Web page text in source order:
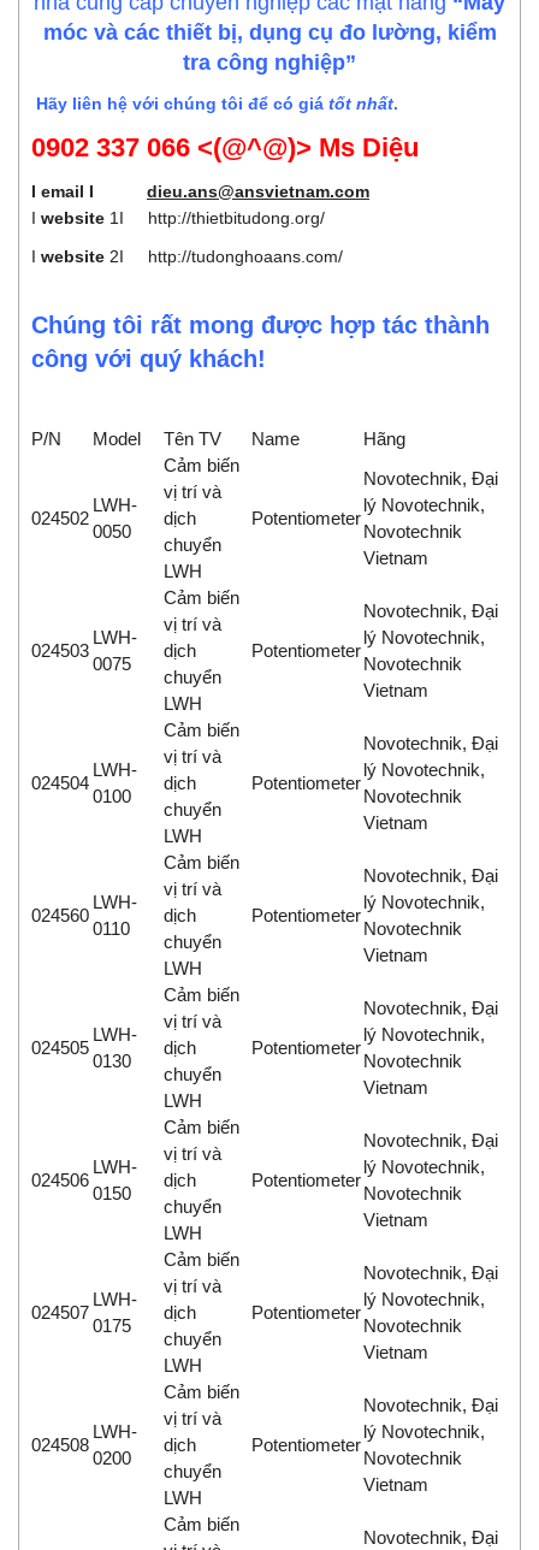
móc và các thiết bị, dụng cụ đo lường, kiểm
tra công nghiệp”
Hãy liên hệ với chúng tôi để có giá tốt nhất.
0902 337 066 <(@^@)> Ms Diệu
I email I dieu.ans@ansvietnam.com
I website 1I http://thietbitudong.org/
I website 2I http://tudonghoaans.com/
Chúng tôi rất mong được hợp tác thành
công với quý khách!
P/N Model Tên TV Name Hãng
024502
LWH-
0050
Cảm biến
vị trí và
dịch
chuyển
LWH
Potentiometer
Novotechnik, Đại
lý Novotechnik,
Novotechnik
Vietnam
024503
LWH-
0075
Cảm biến
vị trí và
dịch
chuyển
LWH
Potentiometer
Novotechnik, Đại
lý Novotechnik,
Novotechnik
Vietnam
024504
LWH-
0100
Cảm biến
vị trí và
dịch
chuyển
LWH
Potentiometer
Novotechnik, Đại
lý Novotechnik,
Novotechnik
Vietnam
024560
LWH-
0110
Cảm biến
vị trí và
dịch
chuyển
LWH
Potentiometer
Novotechnik, Đại
lý Novotechnik,
Novotechnik
Vietnam
024505
LWH-
0130
Cảm biến
vị trí và
dịch
chuyển
LWH
Potentiometer
Novotechnik, Đại
lý Novotechnik,
Novotechnik
Vietnam
024506
LWH-
0150
Cảm biến
vị trí và
dịch
chuyển
LWH
Potentiometer
Novotechnik, Đại
lý Novotechnik,
Novotechnik
Vietnam
024507
LWH-
0175
Cảm biến
vị trí và
dịch
chuyển
LWH
Potentiometer
Novotechnik, Đại
lý Novotechnik,
Novotechnik
Vietnam
024508
LWH-
0200
Cảm biến
vị trí và
dịch
chuyển
LWH
Potentiometer
Novotechnik, Đại
lý Novotechnik,
Novotechnik
Vietnam
Cảm biến
Novotechnik, Đại